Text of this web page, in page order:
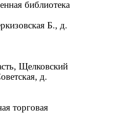
библиотека
Б., д.
Щелковский
д.
торговая